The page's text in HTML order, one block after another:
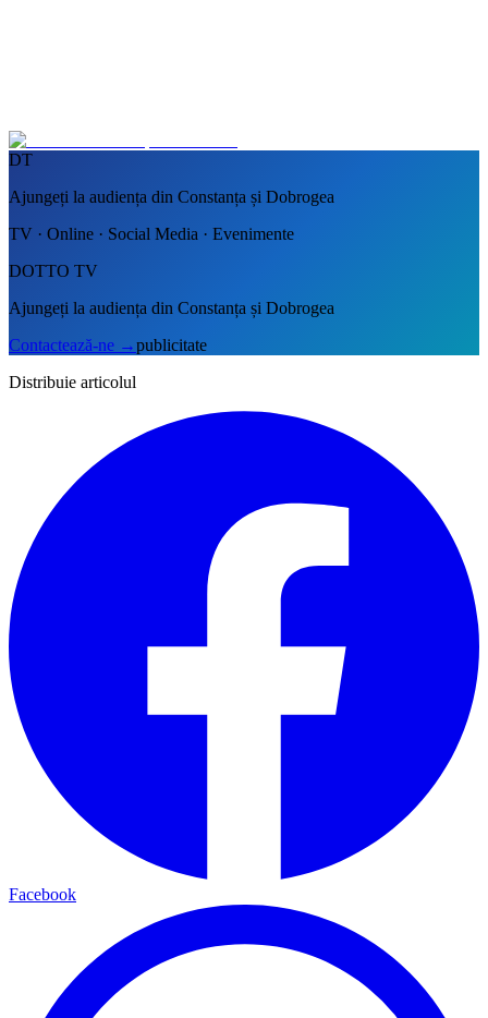
DT
Ajungeți la audiența din Constanța și Dobrogea
TV · Online · Social Media · Evenimente
DOTTO TV
Ajungeți la audiența din Constanța și Dobrogea
Contactează-ne →publicitate
Distribuie articolul
Facebook